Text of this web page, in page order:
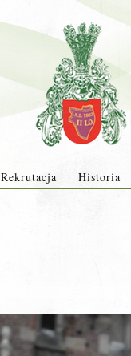
Rekrutacja Historia